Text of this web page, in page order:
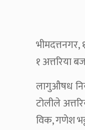
१ अत्तरिया
लागुऔषध
टोलीले
विक, गणेश